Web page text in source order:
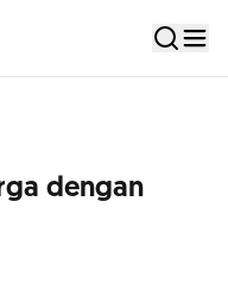
dengan